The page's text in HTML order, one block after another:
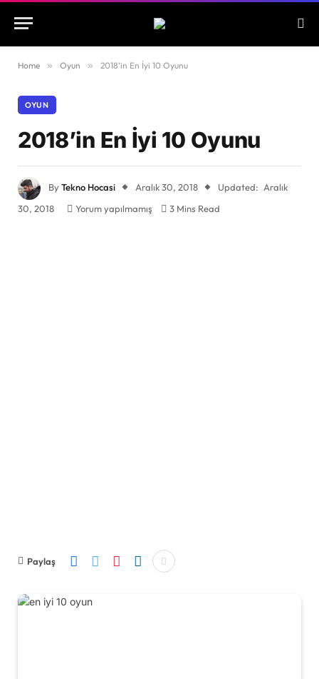
Home » Oyun » 2018’in En İyi 10 Oyunu
OYUN
2018’in En İyi 10 Oyunu
ByTekno Hocasi Aralık 30, 2018 Updated: Aralık
30, 2018
Yorum yapılmamış 3 Mins Read
Paylaş